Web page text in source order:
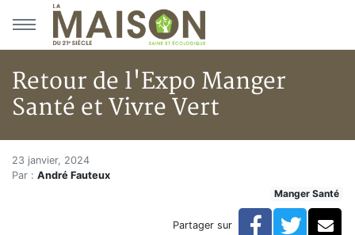
Aller au menu principal
Aller au contenu principal
Retour de l'Expo Manger
Santé et Vivre Vert
Accueil
Articles
Retour de l'Expo Manger Santé et Vivre Vert
Retour de l'Expo Manger
23 janvier, 2024
Par : André Fauteux
Manger Santé
Partager sur Facebook